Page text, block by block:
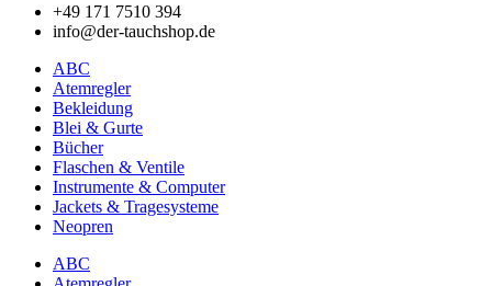
+49 171 7510 394
info@der-tauchshop.de
ABC
Atemregler
Bekleidung
Blei & Gurte
Bücher
Flaschen & Ventile
Instrumente & Computer
Jackets & Tragesysteme
Neopren
ABC